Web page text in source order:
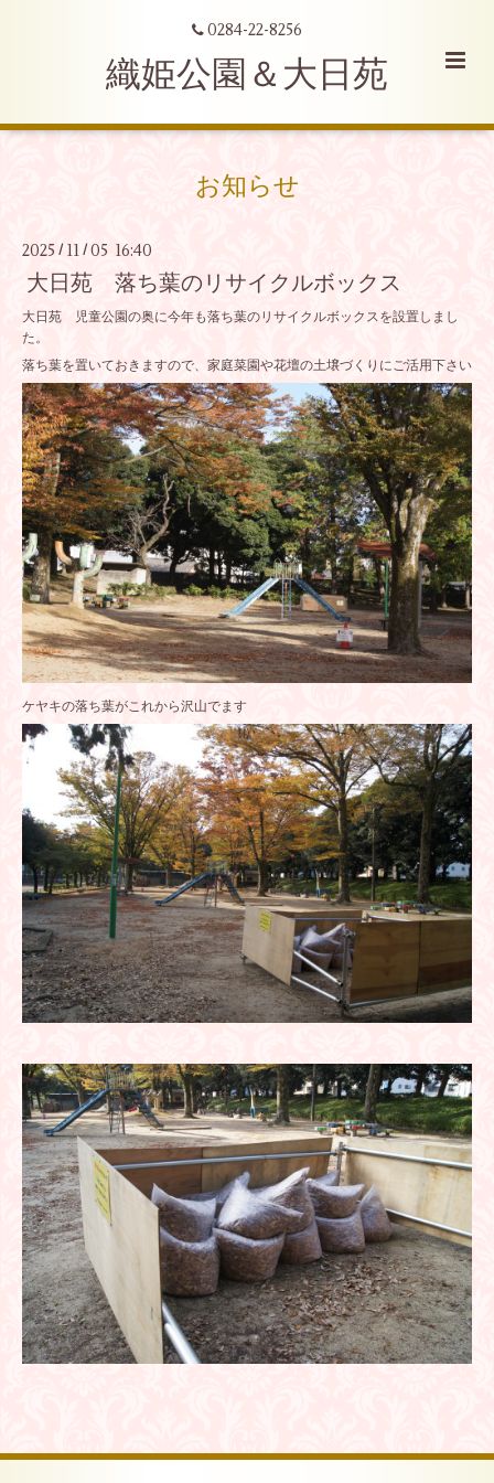
0284-22-8256
織姫公園＆大日苑
お知らせ
2025 / 11 / 05 16:40
大日苑 落ち葉のリサイクルボックス
大日苑 児童公園の奥に今年も落ち葉のリサイクルボックスを設置しまし
た。
落ち葉を置いておきますので、家庭菜園や花壇の土壌づくりにご活用下さい
ケヤキの落ち葉がこれから沢山でます